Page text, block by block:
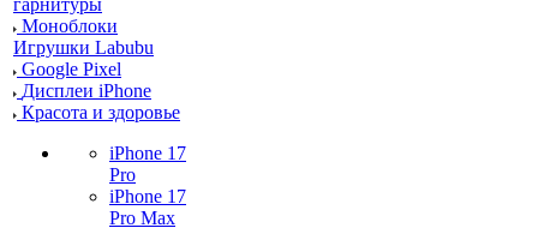
гарнитуры
Моноблоки
Игрушки Labubu
Google Pixel
Дисплеи iPhone
Красота и здоровье
iPhone 17
Pro
iPhone 17
Pro Max